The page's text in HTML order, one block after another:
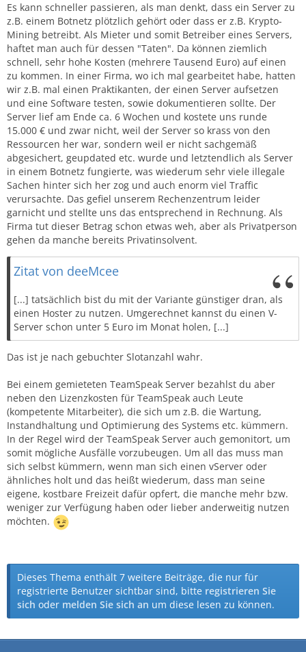
Es kann schneller passieren, als man denkt, dass ein Server zu
z.B. einem Botnetz plötzlich gehört oder dass er z.B. Krypto-
Mining betreibt. Als Mieter und somit Betreiber eines Servers,
haftet man auch für dessen "Taten". Da können ziemlich
schnell, sehr hohe Kosten (mehrere Tausend Euro) auf einen
zu kommen. In einer Firma, wo ich mal gearbeitet habe, hatten
wir z.B. mal einen Praktikanten, der einen Server aufsetzen
und eine Software testen, sowie dokumentieren sollte. Der
Server lief am Ende ca. 6 Wochen und kostete uns runde
15.000 € und zwar nicht, weil der Server so krass von den
Ressourcen her war, sondern weil er nicht sachgemäß
abgesichert, geupdated etc. wurde und letztendlich als Server
in einem Botnetz fungierte, was wiederum sehr viele illegale
Sachen hinter sich her zog und auch enorm viel Traffic
verursachte. Das gefiel unserem Rechenzentrum leider
garnicht und stellte uns das entsprechend in Rechnung. Als
Firma tut dieser Betrag schon etwas weh, aber als Privatperson
gehen da manche bereits Privatinsolvent.
Zitat von deeMcee
[...] tatsächlich bist du mit der Variante günstiger dran, als
einen Hoster zu nutzen. Umgerechnet kannst du einen V-
Server schon unter 5 Euro im Monat holen, [...]
Das ist je nach gebuchter Slotanzahl wahr.
Bei einem gemieteten TeamSpeak Server bezahlst du aber
neben den Lizenzkosten für TeamSpeak auch Leute
(kompetente Mitarbeiter), die sich um z.B. die Wartung,
Instandhaltung und Optimierung des Systems etc. kümmern.
In der Regel wird der TeamSpeak Server auch gemonitort, um
somit mögliche Ausfälle vorzubeugen. Um all das muss man
sich selbst kümmern, wenn man sich einen vServer oder
ähnliches holt und das heißt wiederum, dass man seine
eigene, kostbare Freizeit dafür opfert, die manche mehr bzw.
weniger zur Verfügung haben oder lieber anderweitig nutzen
möchten.
Dieses Thema enthält 7 weitere Beiträge, die nur für
registrierte Benutzer sichtbar sind, bitte registrieren Sie
sich oder melden Sie sich an um diese lesen zu können.